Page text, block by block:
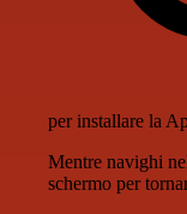
per installare la
Mentre navighi
schermo per